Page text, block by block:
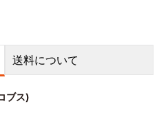
送料について
ブス)